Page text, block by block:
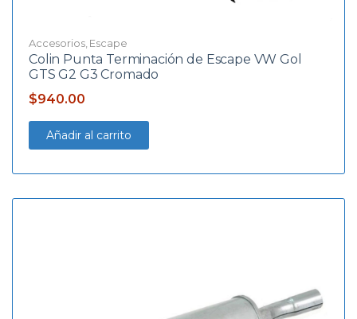
Accesorios, Escape
Colin Punta Terminación de Escape VW Gol
GTS G2 G3 Cromado
$940.00
Añadir al carrito